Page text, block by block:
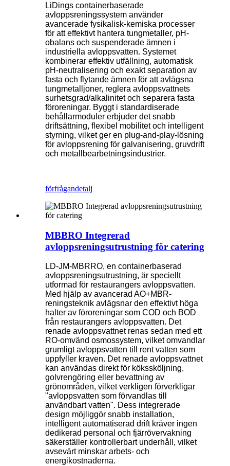
LiDings containerbaserade
avloppsreningssystem använder
avancerade fysikalisk-kemiska processer
för att effektivt hantera tungmetaller, pH-
obalans och suspenderade ämnen i
industriella avloppsvatten. Systemet
kombinerar effektiv utfällning, automatisk
pH-neutralisering och exakt separation av
fasta och flytande ämnen för att avlägsna
tungmetalljoner, reglera avloppsvattnets
surhetsgrad/alkalinitet och separera fasta
föroreningar. Byggt i standardiserade
behållarmoduler erbjuder det snabb
driftsättning, flexibel mobilitet och intelligent
styrning, vilket ger en plug-and-play-lösning
för avloppsrening för galvanisering, gruvdrift
och metallbearbetningsindustrier.
förfrågandetalj
MBBRO Integrerad
avloppsreningsutrustning för catering
LD-JM-MBRRO, en containerbaserad
avloppsreningsutrustning, är speciellt
utformad för restaurangers avloppsvatten.
Med hjälp av avancerad AO+MBR-
reningsteknik avlägsnar den effektivt höga
halter av föroreningar som COD och BOD
från restaurangers avloppsvatten. Det
renade avloppsvattnet renas sedan med ett
RO-omvänd osmossystem, vilket omvandlar
grumligt avloppsvatten till rent vatten som
uppfyller kraven. Det renade avloppsvattnet
kan användas direkt för kökssköljning,
golvrengöring eller bevattning av
grönområden, vilket verkligen förverkligar
"avloppsvatten som förvandlas till
användbart vatten". Dess integrerade
design möjliggör snabb installation,
intelligent automatiserad drift kräver ingen
dedikerad personal och fjärrövervakning
säkerställer kontrollerbart underhåll, vilket
avsevärt minskar arbets- och
energikostnaderna.